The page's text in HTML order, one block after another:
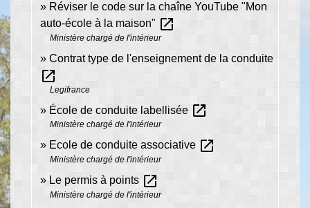
Réviser le code sur la chaîne YouTube "Mon
auto-école à la maison" open_in_new
Ministère chargé de l'intérieur
Contrat type de l'enseignement de la conduite
open_in_new
Legifrance
École de conduite labellisée open_in_new
Ministère chargé de l'intérieur
Ecole de conduite associative open_in_new
Ministère chargé de l'intérieur
Le permis à points open_in_new
Ministère chargé de l'intérieur